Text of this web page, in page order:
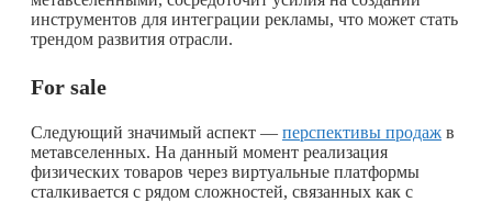
инструментов для интеграции рекламы, что может стать
трендом развития отрасли.
For sale
Следующий значимый аспект — перспективы продаж в
метавселенных. На данный момент реализация
физических товаров через виртуальные платформы
сталкивается с рядом сложностей, связанных как с